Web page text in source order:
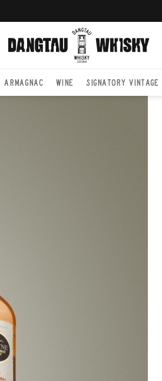
ARMAGNAC WINE SIGNATORY VINTAGE